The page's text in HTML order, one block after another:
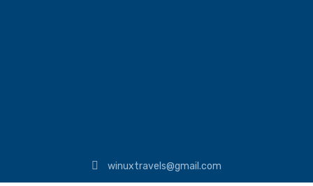
winuxtravels@gmail.com